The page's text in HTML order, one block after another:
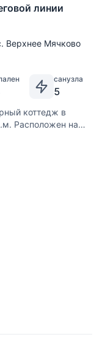
линии
Верхнее Мячково
санузла
5
коттедж в
Расположен на
На
работы:
газон,